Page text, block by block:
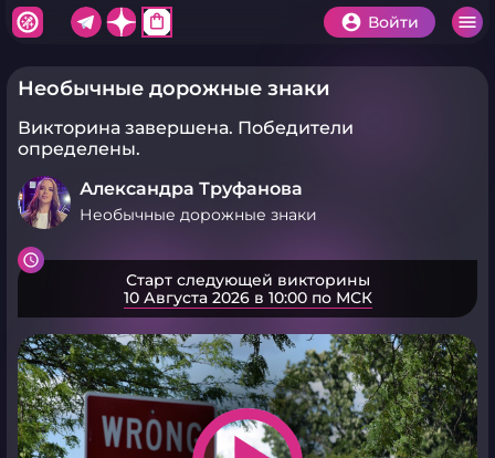
shopping_bag Войти
Необычные дорожные знаки
Викторина завершена. Победители
определены.
Александра Труфанова
Необычные дорожные знаки
Старт следующей викторины
10 Августа 2026 в 10:00 по МСК